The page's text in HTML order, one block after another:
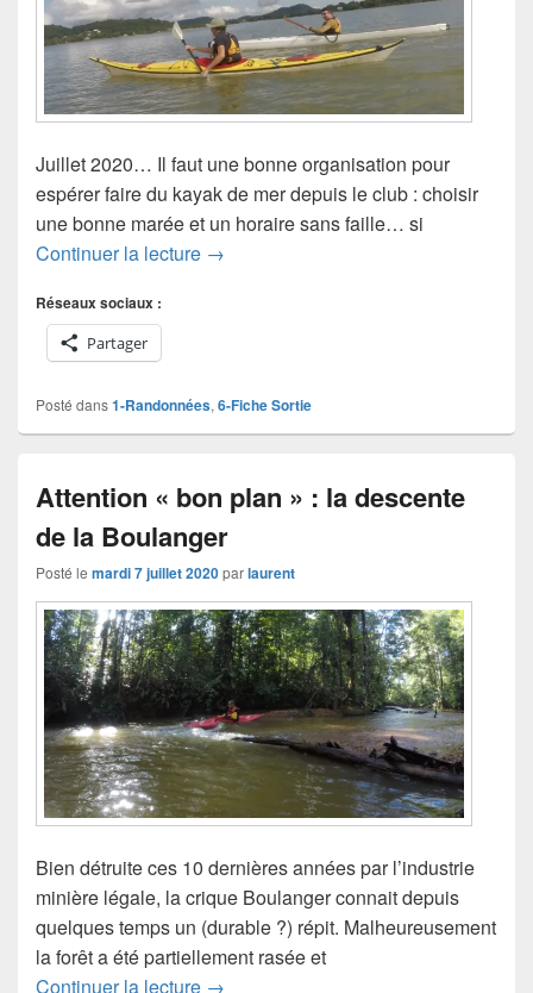
Juillet 2020… Il faut une bonne organisation pour
espérer faire du kayak de mer depuis le club : choisir
une bonne marée et un horaire sans faille… si
Continuer la lecture Aller au Père par la mer
→
Réseaux sociaux :
Partager
Posté dans1-Randonnées, 6-Fiche Sortie
Attention « bon plan » : la descente
de la Boulanger
Posté le mardi 7 juillet 2020parlaurent
Bien détruite ces 10 dernières années par l’industrie
minière légale, la crique Boulanger connait depuis
quelques temps un (durable ?) répit. Malheureusement
la forêt a été partiellement rasée et
Continuer la lecture Attention « bon plan » : la descente
→